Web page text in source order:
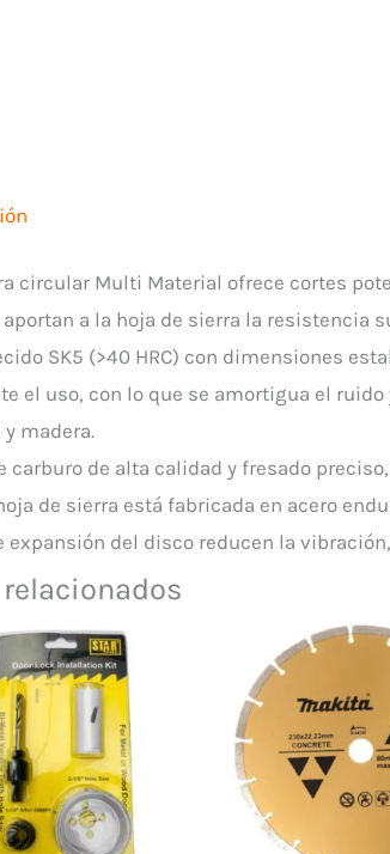
circular Multi Material ofrece cortes
a la hoja de sierra la resistencia
SK5 (>40 HRC) con dimensiones
el uso, con lo que se amortigua el
madera.
carburo de alta calidad y fresado
de sierra está fabricada en acero
expansión del disco reducen la